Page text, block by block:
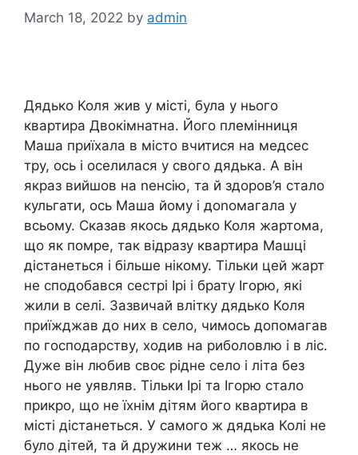
March 18, 2022 by admin
Дядько Коля жив у місті, була у нього
квартира Двокімнатна. Його племінниця
Маша приїхала в місто вчитися на медсес
тру, ось і оселилася у свого дядька. А він
якраз вийшов на nенсію, та й здоров’я стало
кульгати, ось Маша йому і доnомагала у
всьому. Сказав якось дядько Коля жартома,
що як помре, так відразу квартира Машці
дістанеться і більше нікому. Тільки цей жарт
не сподобався сестрі Ірі і брату Ігорю, які
жили в селі. Зазвичай влітку дядько Коля
приїжджав до них в село, чимось допомагав
по господарству, ходив на риболовлю і в ліс.
Дуже він любив своє рідне село і літа без
нього не уявляв. Тільки Ірі та Ігорю стало
прикро, що не їхнім дітям його квартира в
місті дістанеться. У самого ж дядька Колі не
було дітей, та й дружини теж … якось не